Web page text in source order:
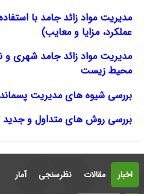
مدیریت مواد زائد جامد با استفاده
عملکرد، مزایا و معایب)
مدیریت مواد زائد جامد شهری و
محیط زیست
بررسی شیوه های مدیریت
بررسی روش های متداول و جدید
اخبار مقالات نظرسنجی آمار